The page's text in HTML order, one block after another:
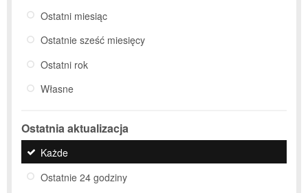
Ostatni miesiąc
Ostatnie sześć miesięcy
Ostatni rok
Własne
Ostatnia aktualizacja
Każde
Ostatnie 24 godziny